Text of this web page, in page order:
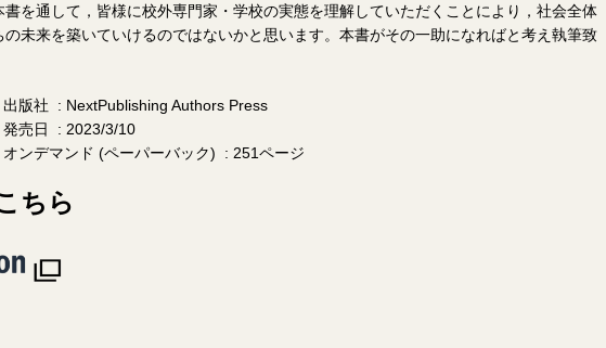
書を通して，皆様に校外専門家・学校の実態を理解していただくことにより，社会全体
の未来を築いていけるのではないかと思います。本書がその一助になればと考え執筆致
出版社 ‏ : ‎NextPublishing Authors Press
発売日 ‏ : ‎2023/3/10
オンデマンド (ペーパーバック) ‏ : ‎251ページ
ちら